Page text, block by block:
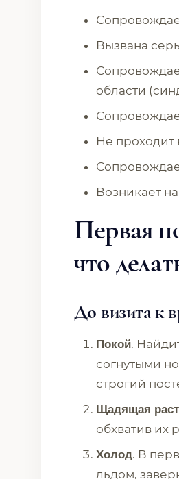
Вызвана
области
Не проходит
Возникает
Первая
что
До визита к
Покой.
согнутыми
строгий
Щадящая
обхватив их
Холод. В
льдом,